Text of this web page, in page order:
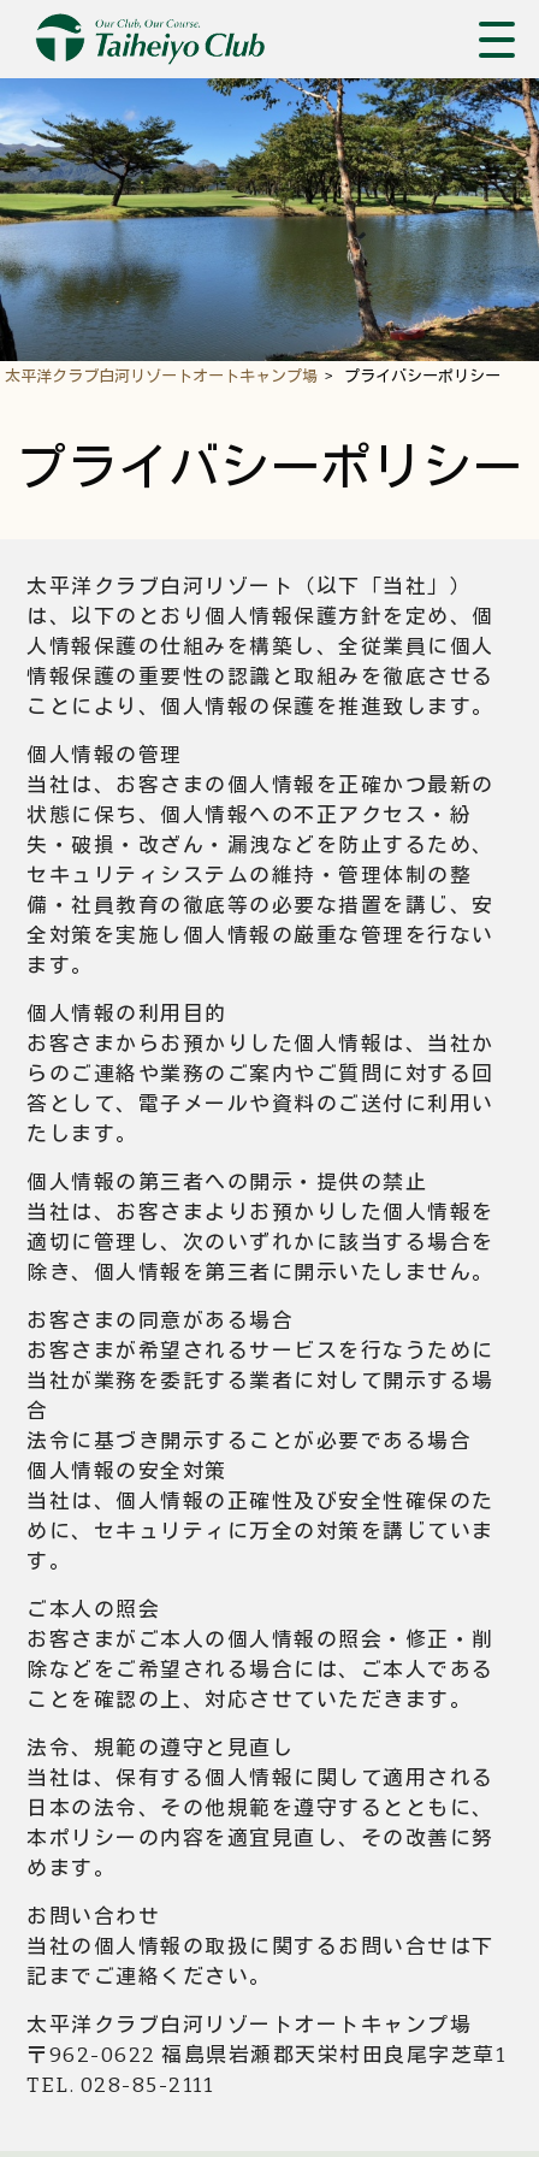
太平洋クラブ白河リゾートオートキャンプ場 > プライバシーポリシー
プライバシーポリシー
太平洋クラブ白河リゾート（以下「当社」）
は、以下のとおり個人情報保護方針を定め、個
人情報保護の仕組みを構築し、全従業員に個人
情報保護の重要性の認識と取組みを徹底させる
ことにより、個人情報の保護を推進致します。
個人情報の管理
当社は、お客さまの個人情報を正確かつ最新の
状態に保ち、個人情報への不正アクセス・紛
失・破損・改ざん・漏洩などを防止するため、
セキュリティシステムの維持・管理体制の整
備・社員教育の徹底等の必要な措置を講じ、安
全対策を実施し個人情報の厳重な管理を行ない
ます。
個人情報の利用目的
お客さまからお預かりした個人情報は、当社か
らのご連絡や業務のご案内やご質問に対する回
答として、電子メールや資料のご送付に利用い
たします。
個人情報の第三者への開示・提供の禁止
当社は、お客さまよりお預かりした個人情報を
適切に管理し、次のいずれかに該当する場合を
除き、個人情報を第三者に開示いたしません。
お客さまの同意がある場合
お客さまが希望されるサービスを行なうために
当社が業務を委託する業者に対して開示する場
合
法令に基づき開示することが必要である場合
個人情報の安全対策
当社は、個人情報の正確性及び安全性確保のた
めに、セキュリティに万全の対策を講じていま
す。
ご本人の照会
お客さまがご本人の個人情報の照会・修正・削
除などをご希望される場合には、ご本人である
ことを確認の上、対応させていただきます。
法令、規範の遵守と見直し
当社は、保有する個人情報に関して適用される
日本の法令、その他規範を遵守するとともに、
本ポリシーの内容を適宜見直し、その改善に努
めます。
お問い合わせ
当社の個人情報の取扱に関するお問い合せは下
記までご連絡ください。
太平洋クラブ白河リゾートオートキャンプ場
〒962-0622 福島県岩瀬郡天栄村田良尾字芝草1
TEL. 028-85-2111